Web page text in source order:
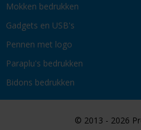
Mokken bedrukken
Gadgets en USB's
Pennen met logo
Paraplu's bedrukken
Bidons bedrukken
© 2013 - 2026